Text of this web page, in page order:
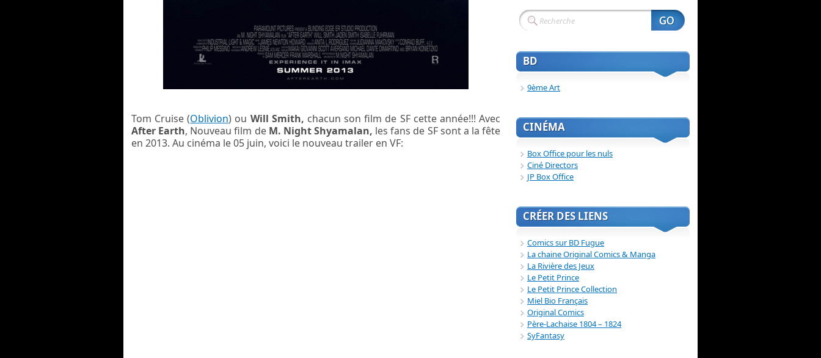
Tom Cruise (Oblivion) ou Will Smith, chacun son film de SF cette année!!! Avec
After Earth, Nouveau film de M. Night Shyamalan, les fans de SF sont a la fête
en 2013. Au cinéma le 05 juin, voici le nouveau trailer en VF:
BD
9ème Art
CINÉMA
Box Office pour les nuls
Ciné Directors
JP Box Office
CRÉER DES LIENS
Comics sur BD Fugue
La chaine Original Comics & Manga
La Rivière des Jeux
Le Petit Prince
Le Petit Prince Collection
Miel Bio Français
Original Comics
Père-Lachaise 1804 – 1824
SyFantasy